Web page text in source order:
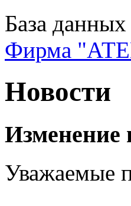
База
Фирма
Новости
Изменение
Уважаемые